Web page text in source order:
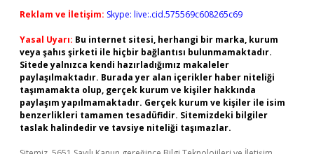
Reklam ve İletişim: Skype: live:.cid.575569c608265c69
Yasal Uyarı: Bu internet sitesi, herhangi bir marka, kurum
veya şahıs şirketi ile hiçbir bağlantısı bulunmamaktadır.
Sitede yalnızca kendi hazırladığımız makaleler
paylaşılmaktadır. Burada yer alan içerikler haber niteliği
taşımamakta olup, gerçek kurum ve kişiler hakkında
paylaşım yapılmamaktadır. Gerçek kurum ve kişiler ile isim
benzerlikleri tamamen tesadüfidir. Sitemizdeki bilgiler
taslak halindedir ve tavsiye niteliği taşımazlar.